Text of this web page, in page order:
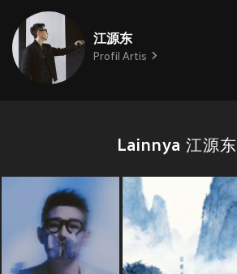
江源东
Profil Artis
Lainnya 江源东